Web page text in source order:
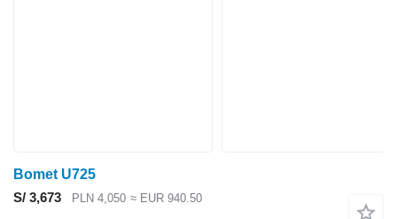
Bomet U725
S/ 3,673
PLN 4,050 ≈ EUR 940.50